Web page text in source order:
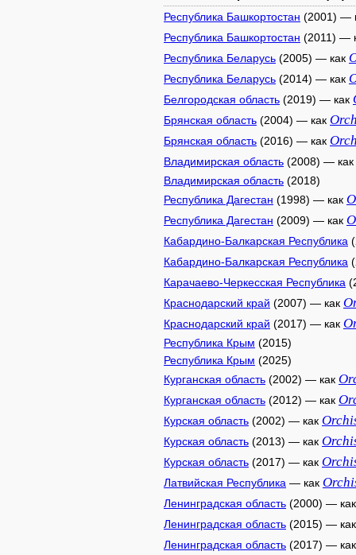
Республика Башкортостан (2001) —
Республика Башкортостан (2011) —
Республика Беларусь (2005) — как
Республика Беларусь (2014) — как
Белгородская область (2019) — как
Брянская область (2004) — как
Брянская область (2016) — как
Владимирская область (2008) — как
Владимирская область (2018)
Республика Дагестан (1998) — как
Республика Дагестан (2009) — как
Кабардино-Балкарская Республика
Кабардино-Балкарская Республика
Карачаево-Черкесская Республика
Краснодарский край (2007) — как
Краснодарский край (2017) — как
Республика Крым (2015)
Республика Крым (2025)
Курганская область (2002) — как
Курганская область (2012) — как
Курская область (2002) — как
Курская область (2013) — как
Курская область (2017) — как
Латвийская Республика — как
Ленинградская область (2000) —
Ленинградская область (2015) —
Ленинградская область (2017) —